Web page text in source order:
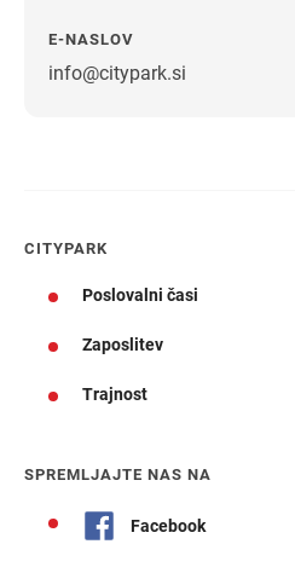
E-NASLOV
info@citypark.si
CITYPARK
Poslovalni časi
Zaposlitev
Trajnost
SPREMLJAJTE NAS NA
Facebook